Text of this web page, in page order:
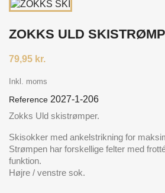
ZOKKS ULD
79,95 kr.
Inkl. moms
Reference 2027-1-206
Zokks Uld skistrømper.
Skisokker med ankelstrikning for
Strømpen har forskellige felter med
funktion.
Højre / venstre sok.